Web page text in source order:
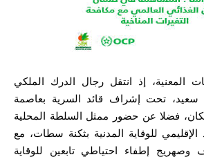
المعنية، إذ انتقل رجال الدرك الملكي
سعيد، تحت إشراف قائد السرية بعاصمة
فضلا عن حضور ممثل السلطة المحلية
الإقليمي للوقاية المدنية بثكنة سطات، مع
وصهريج إطفاء احتياطي تابعين للوقاية